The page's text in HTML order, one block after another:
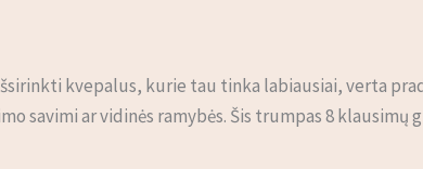
kvepalus, kurie tau tinka labiausiai, verta
savimi ar vidinės ramybės. Šis trumpas 8 klausimų